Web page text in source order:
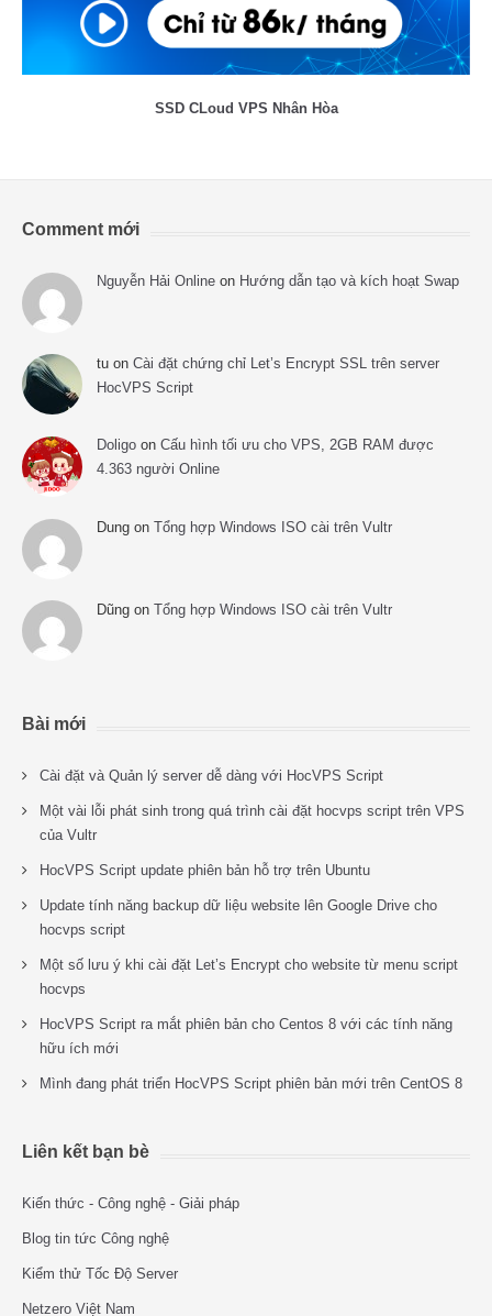
SSD CLoud VPS Nhân Hòa
Comment mới
Nguyễn Hải Online on Hướng dẫn tạo và kích hoạt Swap
tu on Cài đặt chứng chỉ Let’s Encrypt SSL trên server
HocVPS Script
Doligo on Cấu hình tối ưu cho VPS, 2GB RAM được
4.363 người Online
Dung on Tổng hợp Windows ISO cài trên Vultr
Dũng on Tổng hợp Windows ISO cài trên Vultr
Bài mới
Cài đặt và Quản lý server dễ dàng với HocVPS Script
Một vài lỗi phát sinh trong quá trình cài đặt hocvps script trên VPS
của Vultr
HocVPS Script update phiên bản hỗ trợ trên Ubuntu
Update tính năng backup dữ liệu website lên Google Drive cho
hocvps script
Một số lưu ý khi cài đặt Let’s Encrypt cho website từ menu script
hocvps
HocVPS Script ra mắt phiên bản cho Centos 8 với các tính năng
hữu ích mới
Mình đang phát triển HocVPS Script phiên bản mới trên CentOS 8
Liên kết bạn bè
Kiến thức - Công nghệ - Giải pháp
Blog tin tức Công nghệ
Kiểm thử Tốc Độ Server
Netzero Việt Nam